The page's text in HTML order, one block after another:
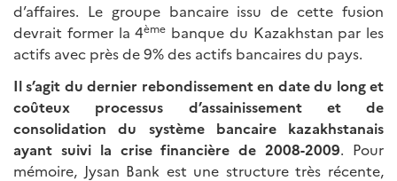
d’affaires. Le groupe bancaire issu de cette fusion
devrait former la 4ème banque du Kazakhstan par les
actifs avec près de 9% des actifs bancaires du pays.
Il s’agit du dernier rebondissement en date du long et
coûteux processus d’assainissement et de
consolidation du système bancaire kazakhstanais
ayant suivi la crise financière de 2008-2009. Pour
mémoire, Jysan Bank est une structure très récente,